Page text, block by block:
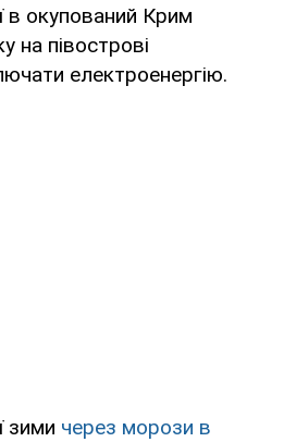
в окупований Крим
на півострові
електроенергію.
зими через морози в